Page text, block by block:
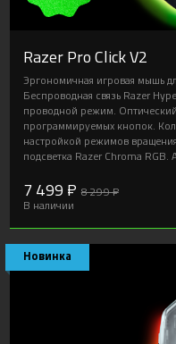
Razer Pro Click V2
Эргономичная игровая мышь
Беспроводная связь Razer
проводной режим.
программируемых кнопок.
настройкой режимов
подсветка Razer Chroma RGB.
7 499 ₽ 8 299 ₽
В наличии
Новинка